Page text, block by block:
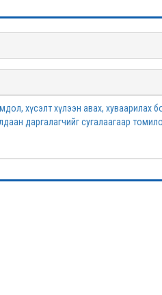
хүсэлт хүлээн авах, хуваарилах
даргалагчийг сугалаагаар